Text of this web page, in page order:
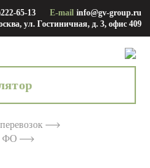
65-13 E-mail info@gv-group.ru
ул. Гостиничная, д. 3, офис 409
ФО